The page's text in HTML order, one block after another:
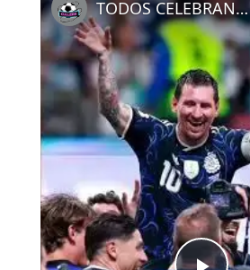
TODOS CELEBRAN CON MESSI